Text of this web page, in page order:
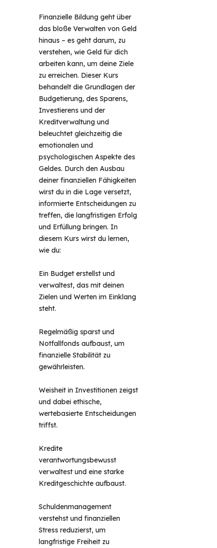
Finanzielle Bildung geht über
das bloße Verwalten von Geld
hinaus – es geht darum, zu
verstehen, wie Geld für dich
arbeiten kann, um deine Ziele
zu erreichen. Dieser Kurs
behandelt die Grundlagen der
Budgetierung, des Sparens,
Investierens und der
Kreditverwaltung und
beleuchtet gleichzeitig die
emotionalen und
psychologischen Aspekte des
Geldes. Durch den Ausbau
deiner finanziellen Fähigkeiten
wirst du in die Lage versetzt,
informierte Entscheidungen zu
treffen, die langfristigen Erfolg
und Erfüllung bringen. In
diesem Kurs wirst du lernen,
wie du:
Ein Budget erstellst und
verwaltest, das mit deinen
Zielen und Werten im Einklang
steht.
Regelmäßig sparst und
Notfallfonds aufbaust, um
finanzielle Stabilität zu
gewährleisten.
Weisheit in Investitionen zeigst
und dabei ethische,
wertebasierte Entscheidungen
triffst.
Kredite
verantwortungsbewusst
verwaltest und eine starke
Kreditgeschichte aufbaust.
Schuldenmanagement
verstehst und finanziellen
Stress reduzierst, um
langfristige Freiheit zu